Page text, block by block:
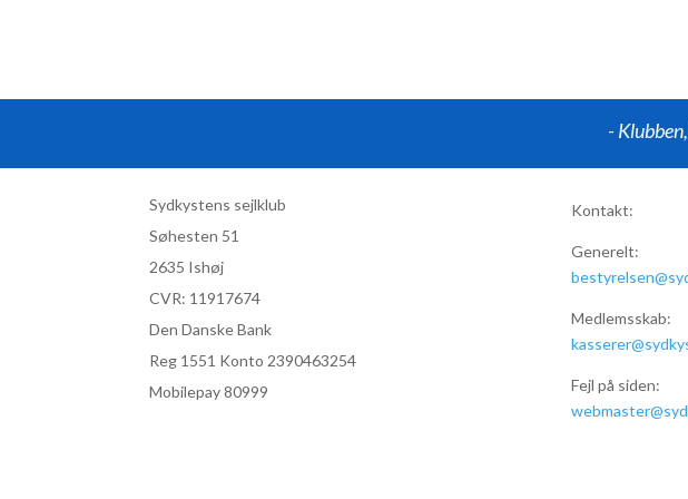
-
Sydkystens sejlklub
Søhesten 51
2635 Ishøj
CVR: 11917674
Den Danske Bank
Reg 1551 Konto 2390463254
Mobilepay 80999
Kontakt:
Generelt:
Medlemsskab:
Fejl på siden: